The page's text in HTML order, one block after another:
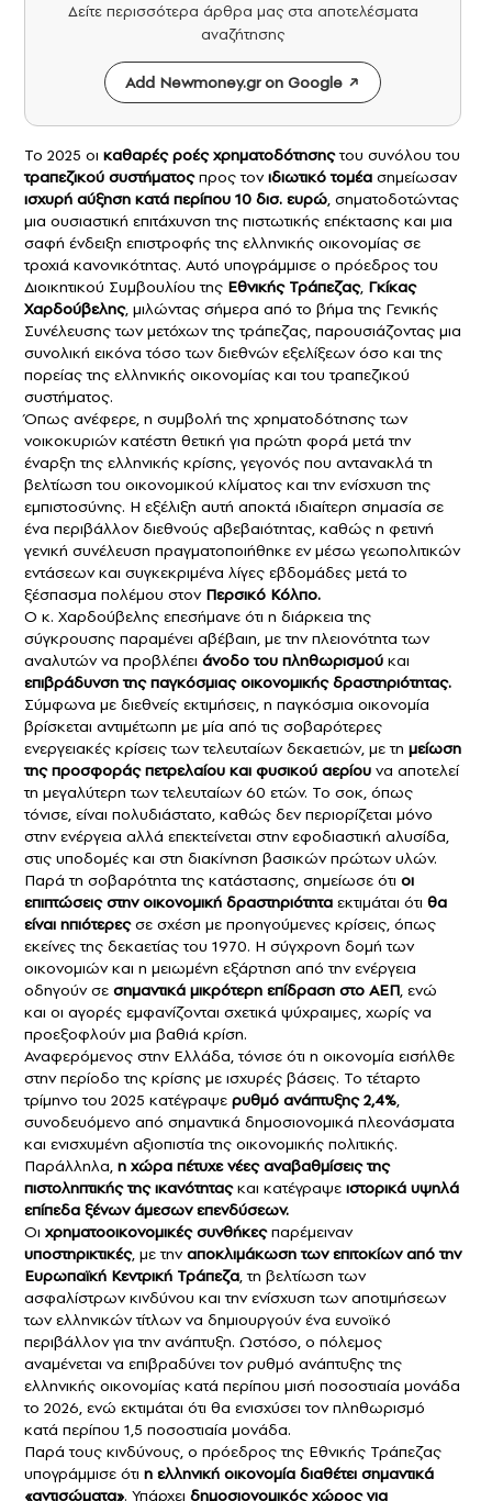
Δείτε περισσότερα άρθρα μας στα αποτελέσματα
αναζήτησης
Add Newmoney.gr on Google
Το 2025 οι καθαρές ροές χρηματοδότησηςτου συνόλου του
τραπεζικού συστήματοςπρος τονιδιωτικό τομέα σημείωσαν
ισχυρή αύξηση κατά περίπου 10 δισ. ευρώ, σηματοδοτώντας
μια ουσιαστική επιτάχυνση της πιστωτικής επέκτασης και μια
σαφή ένδειξη επιστροφής της ελληνικής οικονομίας σε
τροχιά κανονικότητας. Αυτό υπογράμμισε ο πρόεδρος του
Διοικητικού Συμβουλίου της Εθνικής Τράπεζας, Γκίκας
Χαρδούβελης, μιλώντας σήμερα από το βήμα της Γενικής
Συνέλευσης των μετόχων της τράπεζας, παρουσιάζοντας μια
συνολική εικόνα τόσο των διεθνών εξελίξεων όσο και της
πορείας της ελληνικής οικονομίας και του τραπεζικού
συστήματος.
Όπως ανέφερε, η συμβολή της χρηματοδότησης των
νοικοκυριών κατέστη θετική για πρώτη φορά μετά την
έναρξη της ελληνικής κρίσης, γεγονός που αντανακλά τη
βελτίωση του οικονομικού κλίματος και την ενίσχυση της
εμπιστοσύνης. Η εξέλιξη αυτή αποκτά ιδιαίτερη σημασία σε
ένα περιβάλλον διεθνούς αβεβαιότητας, καθώς η φετινή
γενική συνέλευση πραγματοποιήθηκε εν μέσω γεωπολιτικών
εντάσεων και συγκεκριμένα λίγες εβδομάδες μετά το
ξέσπασμα πολέμου στον Περσικό Κόλπο.
Ο κ. Χαρδούβελης επεσήμανε ότι η διάρκεια της
σύγκρουσης παραμένει αβέβαιη, με την πλειονότητα των
αναλυτών να προβλέπει άνοδο του πληθωρισμού και
επιβράδυνση της παγκόσμιας οικονομικής δραστηριότητας.
Σύμφωνα με διεθνείς εκτιμήσεις, η παγκόσμια οικονομία
βρίσκεται αντιμέτωπη με μία από τις σοβαρότερες
ενεργειακές κρίσεις των τελευταίων δεκαετιών, με τη μείωση
της προσφοράς πετρελαίου και φυσικού αερίου να αποτελεί
τη μεγαλύτερη των τελευταίων 60 ετών. Το σοκ, όπως
τόνισε, είναι πολυδιάστατο, καθώς δεν περιορίζεται μόνο
στην ενέργεια αλλά επεκτείνεται στην εφοδιαστική αλυσίδα,
στις υποδομές και στη διακίνηση βασικών πρώτων υλών.
Παρά τη σοβαρότητα της κατάστασης, σημείωσε ότι οι
επιπτώσεις στην οικονομική δραστηριότητα εκτιμάται ότι θα
είναι ηπιότερεςσε σχέση με προηγούμενες κρίσεις, όπως
εκείνες της δεκαετίας του 1970. Η σύγχρονη δομή των
οικονομιών και η μειωμένη εξάρτηση από την ενέργεια
οδηγούν σε σημαντικά μικρότερη επίδραση στο ΑΕΠ, ενώ
και οι αγορές εμφανίζονται σχετικά ψύχραιμες, χωρίς να
προεξοφλούν μια βαθιά κρίση.
Αναφερόμενος στην Ελλάδα, τόνισε ότι η οικονομία εισήλθε
στην περίοδο της κρίσης με ισχυρές βάσεις. Το τέταρτο
τρίμηνο του 2025 κατέγραψε ρυθμό ανάπτυξης 2,4%,
συνοδευόμενο από σημαντικά δημοσιονομικά πλεονάσματα
και ενισχυμένη αξιοπιστία της οικονομικής πολιτικής.
Παράλληλα, η χώρα πέτυχε νέες αναβαθμίσεις της
πιστοληπτικής της ικανότηταςκαι κατέγραψε ιστορικά υψηλά
επίπεδα ξένων άμεσων επενδύσεων.
Οι χρηματοοικονομικές συνθήκεςπαρέμειναν
υποστηρικτικές, με τηναποκλιμάκωση των επιτοκίων από την
Ευρωπαϊκή Κεντρική Τράπεζα, τη βελτίωση των
ασφαλίστρων κινδύνου και την ενίσχυση των αποτιμήσεων
των ελληνικών τίτλων να δημιουργούν ένα ευνοϊκό
περιβάλλον για την ανάπτυξη. Ωστόσο, ο πόλεμος
αναμένεται να επιβραδύνει τον ρυθμό ανάπτυξης της
ελληνικής οικονομίας κατά περίπου μισή ποσοστιαία μονάδα
το 2026, ενώ εκτιμάται ότι θα ενισχύσει τον πληθωρισμό
κατά περίπου 1,5 ποσοστιαία μονάδα.
Παρά τους κινδύνους, ο πρόεδρος της Εθνικής Τράπεζας
υπογράμμισε ότι η ελληνική οικονομία διαθέτει σημαντικά
«αντισώματα». Υπάρχει δημοσιονομικός χώρος για